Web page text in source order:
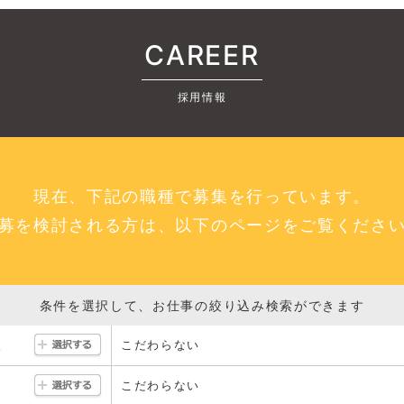
CAREER
採用情報
現在、下記の職種で募集を行っています。
を検討される方は、以下のページをご覧くださ
条件を選択して、お仕事の絞り込み検索ができます
こだわらない
こだわらない